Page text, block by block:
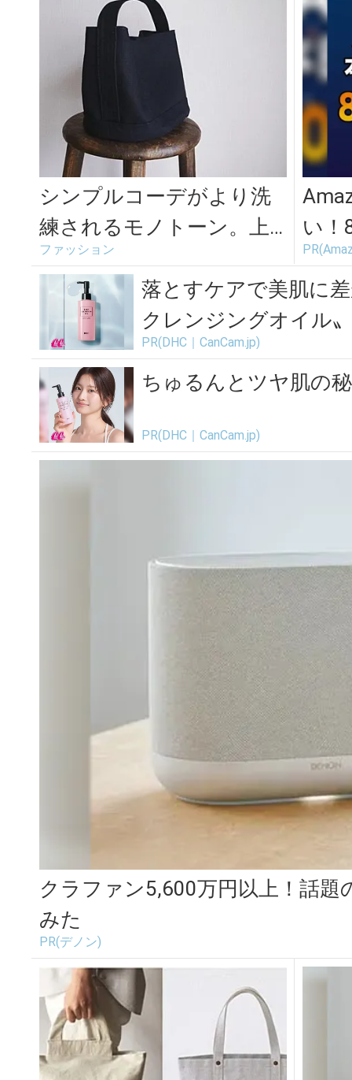
シンプルコーデがより洗
練されるモノトーン。上
品な日本製・帆布バッグ6
ファッション
い！
場
落とすケアで美肌に
クレンジングオイル〟
PR(DHC｜CanCam.jp)
ちゅるんとツヤ肌の
PR(DHC｜CanCam.jp)
クラファン5,600万円以上！話題
みた
PR(デノン)